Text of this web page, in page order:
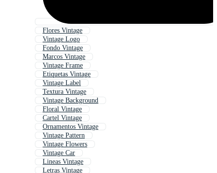
Flores Vintage
Vintage Logo
Fondo Vintage
Marcos Vintage
Vintage Frame
Etiquetas Vintage
Vintage Label
Textura Vintage
Vintage Background
Floral Vintage
Cartel Vintage
Ornamentos Vintage
Vintage Pattern
Vintage Flowers
Vintage Car
Lineas Vintage
Letras Vintage